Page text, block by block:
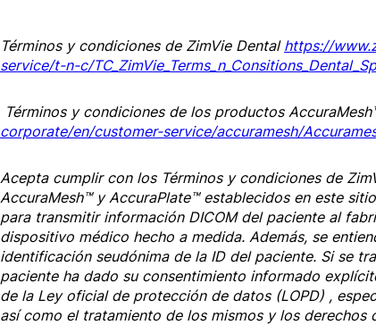
Términos y condiciones de ZimVie Dental https://
service/t-n-c/
Términos y condiciones de los productos
corporate/en/customer-service/accuramesh/
Acepta cumplir con los Términos y condiciones de
AccuraMesh™ y AccuraPlate™ establecidos en este
para transmitir información DICOM del paciente al
dispositivo médico hecho a medida. Además, se
identificación seudónima de la ID del paciente. Si se
paciente ha dado su consentimiento informado
de la Ley oficial de protección de datos (LOPD) ,
así como el tratamiento de los mismos y los derechos